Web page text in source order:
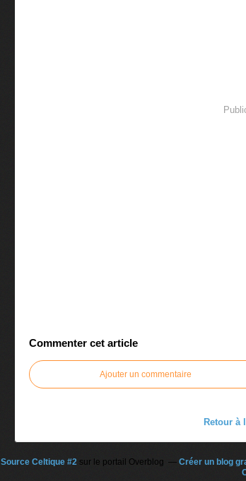
Commenter cet article
Ajouter un commentaire
Retour à
Source Celtique #2 sur le portail Overblog Créer un blog